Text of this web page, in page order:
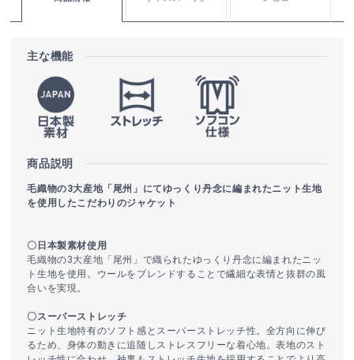
主な機能
商品説明
毛織物の3大産地「尾州」にてゆっくり丹念に編まれたニット生地
を使用したこだわりのジャケット
〇日本製素材使用
毛織物の3大産地「尾州」で織られたゆっくり丹念に編まれたニッ
ト生地を使用。ウールをブレンドすることで繊細な表情と抜群の風
合いを実現。
〇スーパーストレッチ
ニット生地特有のソフト感とスーパーストレッチ性。全方向に伸び
るため、身体の動きに追随しストレスフリーな着心地。表地のスト